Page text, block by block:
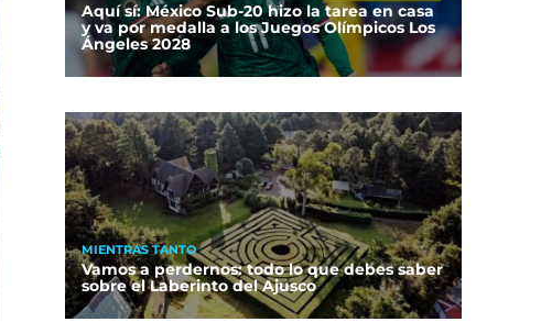
Aquí sí: México Sub-20 hizo la tarea en casa
y va por medalla a los Juegos Olímpicos Los
Ángeles 2028
MIENTRAS TANTO
Vamos a perdernos: todo lo que debes saber
sobre el Laberinto del Ajusco